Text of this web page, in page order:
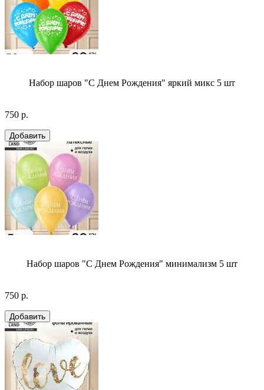
Набор шаров "С Днем Рождения" яркий микс 5 шт
750 р.
Набор шаров "С Днем Рождения" минимализм 5 шт
750 р.